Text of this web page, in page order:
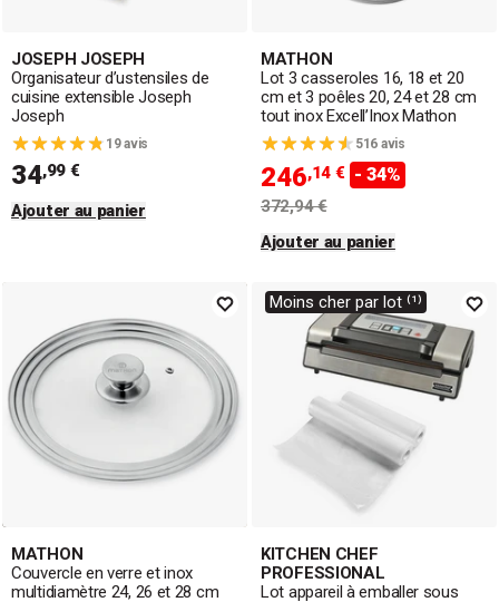
JOSEPH JOSEPH
Organisateur d’ustensiles de
cuisine extensible Joseph
Joseph
19 avis
34,99 €
Ajouter au panier
MATHON
Lot 3 casseroles 16, 18 et 20
cm et 3 poêles 20, 24 et 28 cm
tout inox Excell’Inox Mathon
516 avis
246,14 € - 34%
372,94 €
Ajouter au panier
MATHON
Couvercle en verre et inox
multidiamètre 24, 26 et 28 cm
Moins cher par lot ⁽¹⁾
KITCHEN CHEF
PROFESSIONAL
Lot appareil à emballer sous